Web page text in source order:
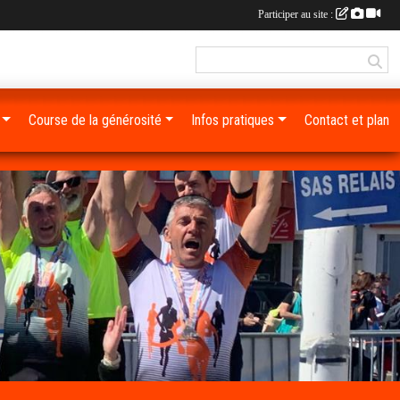
Course de la générosité Infos pratiques Contact et plan
Participer au site :